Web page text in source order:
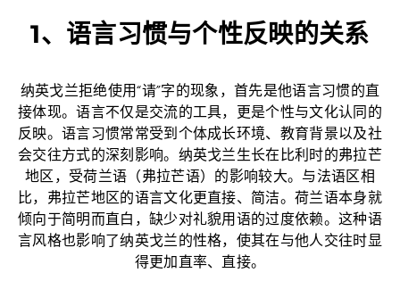
1、语言习惯与个性反映的关系
纳英戈兰拒绝使用“请”字的现象，首先是他语言习惯的直
接体现。语言不仅是交流的工具，更是个性与文化认同的
反映。语言习惯常常受到个体成长环境、教育背景以及社
会交往方式的深刻影响。纳英戈兰生长在比利时的弗拉芒
地区，受荷兰语（弗拉芒语）的影响较大。与法语区相
比，弗拉芒地区的语言文化更直接、简洁。荷兰语本身就
倾向于简明而直白，缺少对礼貌用语的过度依赖。这种语
言风格也影响了纳英戈兰的性格，使其在与他人交往时显
得更加直率、直接。